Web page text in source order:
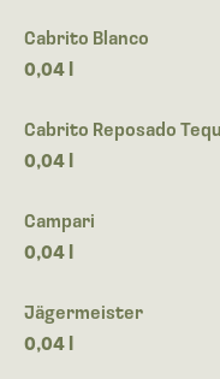
Cabrito Blanco
0,04 l
Cabrito Reposado
0,04 l
Campari
0,04 l
Jägermeister
0,04 l